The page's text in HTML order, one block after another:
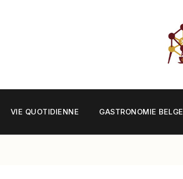
VIE QUOTIDIENNE GASTRONOMIE BELGE